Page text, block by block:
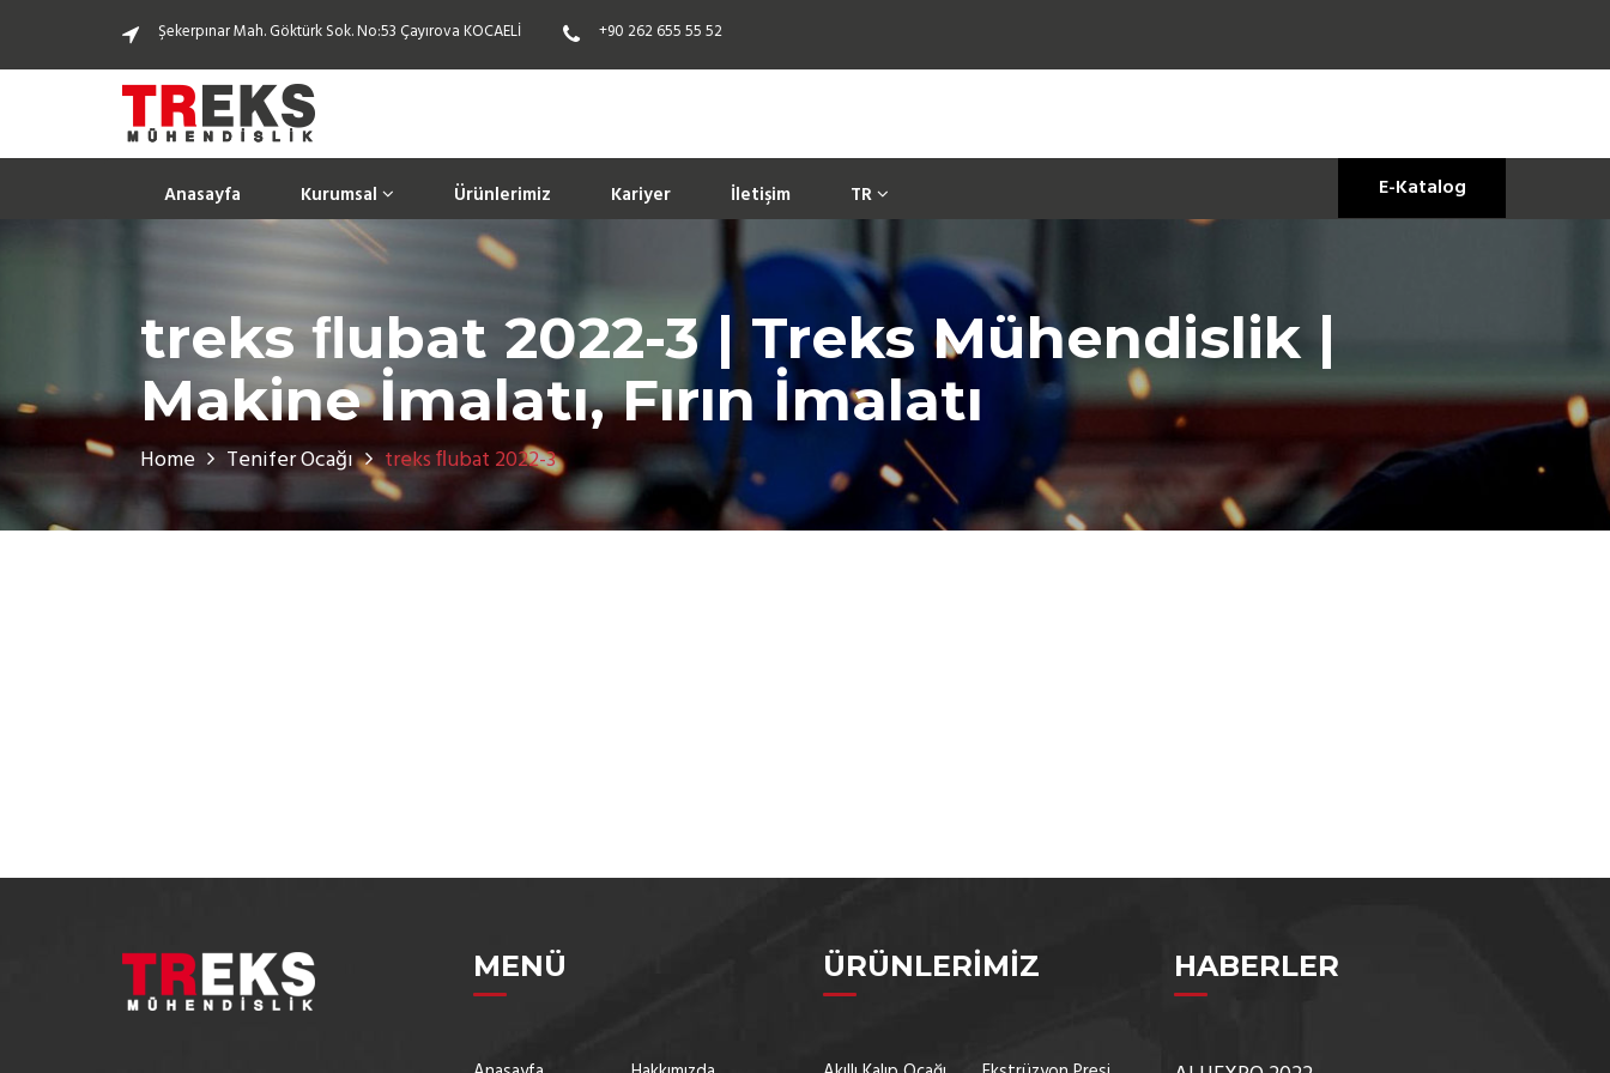
Şekerpınar Mah. Göktürk Sok. No:53 Çayırova KOCAELİ +90 262 655 55 52
Anasayfa Kurumsal Ürünlerimiz Kariyer İletişim TR E-Katalog
treks ﬂubat 2022-3 | Treks Mühendislik |
Makine İmalatı, Fırın İmalatı
Home Tenifer Ocağı treks ﬂubat 2022-3
MENÜ ÜRÜNLERIMIZ HABERLER